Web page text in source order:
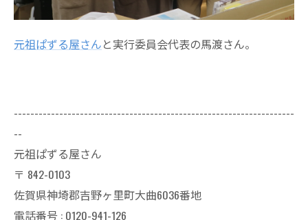
元祖ぱずる屋さんと実行委員会代表の馬渡さん。
--------------------------------------------------------------------
--
元祖ぱずる屋さん
〒 842-0103
佐賀県神埼郡吉野ヶ里町大曲6036番地
電話番号 : 0120-941-126